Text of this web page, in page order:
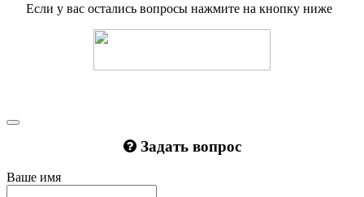
Если у вас остались вопросы нажмите на кнопку ниже
Задать вопрос
Ваше имя